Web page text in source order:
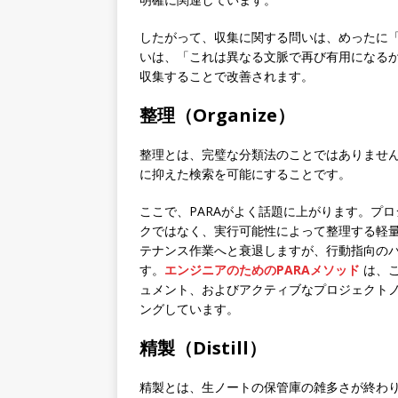
したがって、収集に関する問いは、めった
いは、「これは異なる文脈で再び有用になる
収集することで改善されます。
整理（Organize）
整理とは、完璧な分類法のことではありませ
に抑えた検索を可能にすることです。
ここで、PARAがよく話題に上がります。プ
クではなく、実行可能性によって整理する軽
テナンス作業へと衰退しますが、行動指向の
す。 エンジニアのためのPARAメソッド は、
ュメント、およびアクティブなプロジェク
ングしています。
精製（Distill）
精製とは、生ノートの保管庫の雑多さが終わ